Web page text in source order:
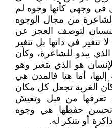
في وجهي كأنها وجوه لم
من مجال الوجوه
لتوصف العجز عن
تتغير في ذاتها بل تتغير
يبدو للشاعرة، وكأن
هو الذي يتغير وهو
أما هنا فالمدن هي
الغربة تجعل كل مكان
تعرفها من قبل وتعيش
تحسن حفظها هي وجوه
أو تتنكر له.